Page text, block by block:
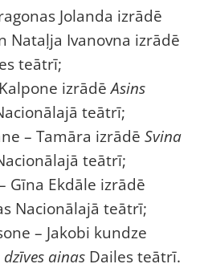
Jolanda izrādē
Nataļja Ivanovna izrādē
teātrī;
izrādēAsins
teātrī;
– Tamāra izrādēSvina
teātrī;
Gīna Ekdāle izrādē
Nacionālajā teātrī;
– Jakobi kundze
ainas Dailes teātrī.